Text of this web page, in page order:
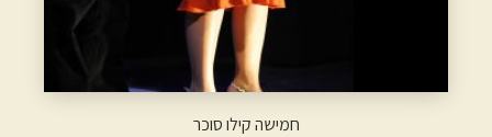
חמישה קילו סוכר